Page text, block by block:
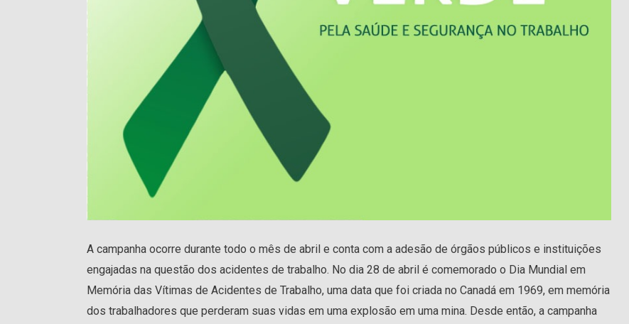
A campanha ocorre durante todo o mês de abril e conta com a adesão de órgãos públicos e instituições
engajadas na questão dos acidentes de trabalho. No dia 28 de abril é comemorado o Dia Mundial em
Memória das Vítimas de Acidentes de Trabalho, uma data que foi criada no Canadá em 1969, em memória
dos trabalhadores que perderam suas vidas em uma explosão em uma mina. Desde então, a campanha